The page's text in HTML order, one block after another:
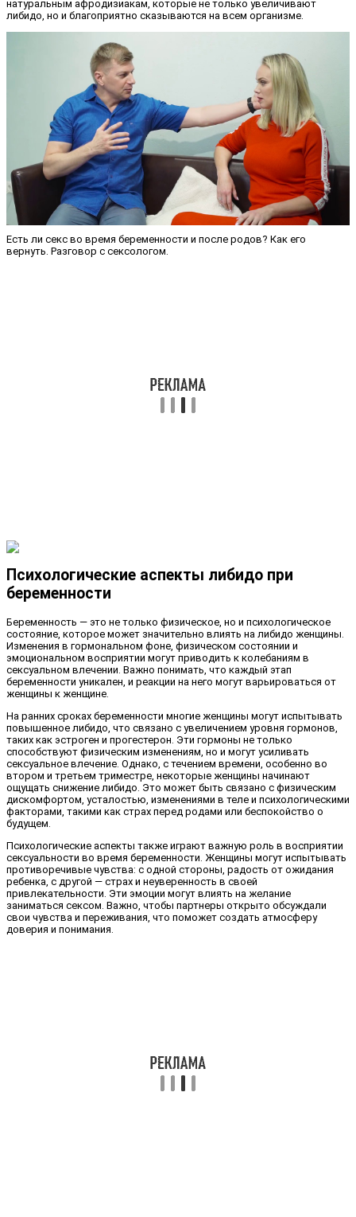
натуральным афродизиакам, которые не только увеличивают
либидо, но и благоприятно сказываются на всем организме.
Есть ли секс во время беременности и после родов? Как его
вернуть. Разговор с сексологом.
Психологические аспекты либидо при
беременности
Беременность — это не только физическое, но и психологическое
состояние, которое может значительно влиять на либидо женщины.
Изменения в гормональном фоне, физическом состоянии и
эмоциональном восприятии могут приводить к колебаниям в
сексуальном влечении. Важно понимать, что каждый этап
беременности уникален, и реакции на него могут варьироваться от
женщины к женщине.
На ранних сроках беременности многие женщины могут испытывать
повышенное либидо, что связано с увеличением уровня гормонов,
таких как эстроген и прогестерон. Эти гормоны не только
способствуют физическим изменениям, но и могут усиливать
сексуальное влечение. Однако, с течением времени, особенно во
втором и третьем триместре, некоторые женщины начинают
ощущать снижение либидо. Это может быть связано с физическим
дискомфортом, усталостью, изменениями в теле и психологическими
факторами, такими как страх перед родами или беспокойство о
будущем.
Психологические аспекты также играют важную роль в восприятии
сексуальности во время беременности. Женщины могут испытывать
противоречивые чувства: с одной стороны, радость от ожидания
ребенка, с другой — страх и неуверенность в своей
привлекательности. Эти эмоции могут влиять на желание
заниматься сексом. Важно, чтобы партнеры открыто обсуждали
свои чувства и переживания, что поможет создать атмосферу
доверия и понимания.